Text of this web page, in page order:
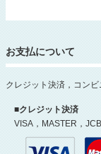
お支払について
クレジット決済，コン
■クレジット決済
VISA，MASTER，